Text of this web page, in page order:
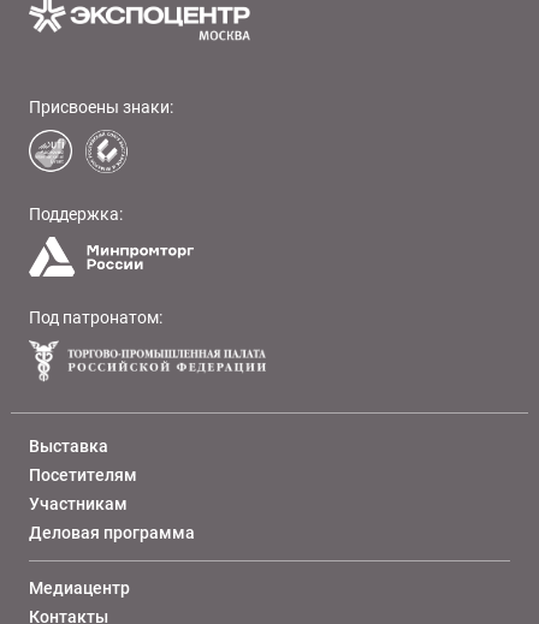
Присвоены знаки:
Поддержка:
Под патронатом:
Выставка
Посетителям
Участникам
Деловая программа
Медиацентр
Контакты